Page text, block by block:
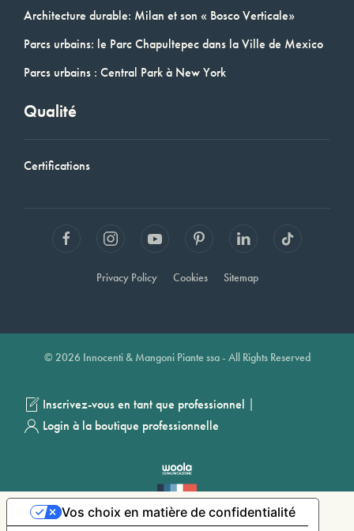
Architecture durable: Milan et son « Bosco Verticale»
Parcs urbains: le Parc Chapultepec dans la Ville de Mexico
Parcs urbains : Central Park à New York
Qualité
Certifications
Privacy Policy Cookies Sitemap
© 2026 Innocenti & Mangoni Piante ssa - All Rights Reserved
Inscrivez-vous en tant que professionnel |
Login à la boutique professionnelle
Vos choix en matière de confidentialité